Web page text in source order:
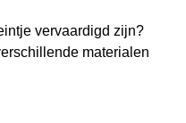
vervaardigd zijn?
materialen